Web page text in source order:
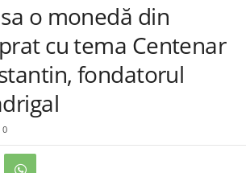
o monedă din
cu tema Centenar
fondatorul
0